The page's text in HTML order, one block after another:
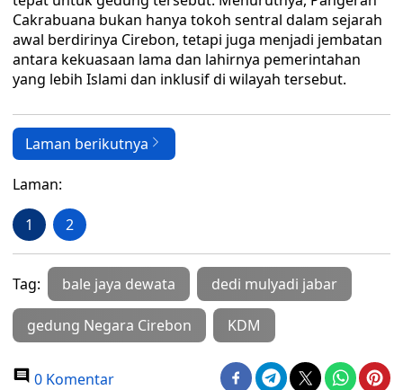
Cakrabuana bukan hanya tokoh sentral dalam sejarah
awal berdirinya Cirebon, tetapi juga menjadi jembatan
antara kekuasaan lama dan lahirnya pemerintahan
yang lebih Islami dan inklusif di wilayah tersebut.
Laman berikutnya
Laman:
1 2
Tag: bale jaya dewata dedi mulyadi jabar
gedung Negara Cirebon KDM
0 Komentar